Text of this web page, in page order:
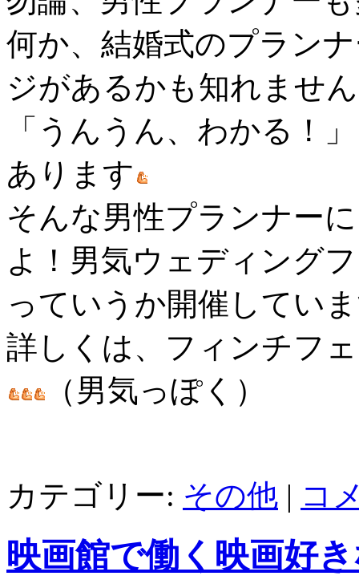
何か、結婚式のプラン
ジがあるかも知れませ
「うんうん、わかる！
あります
そんな男性プランナー
よ！男気ウェディング
っていうか開催してい
詳しくは、フィンチフ
（男気っぽく）
カテゴリー: その他 | コ
映画館で働く映画好